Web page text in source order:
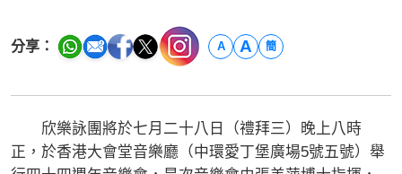
分享： A A 簡
欣樂詠團將於七月二十八日（禮拜三）晚上八時
正，於香港大會堂音樂廳（中環愛丁堡廣場5號五號）舉